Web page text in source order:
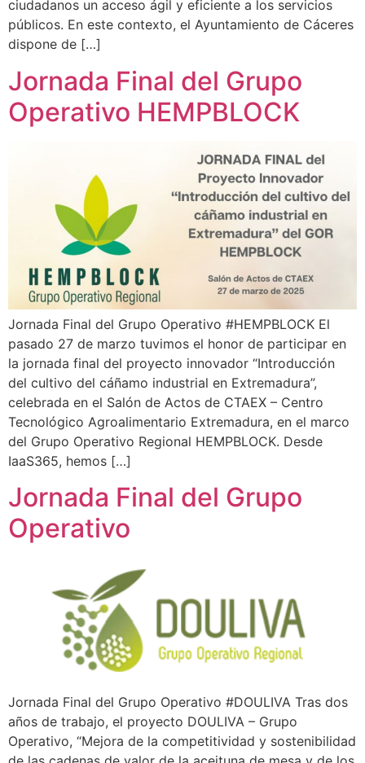
ciudadanos un acceso ágil y eficiente a los servicios
públicos. En este contexto, el Ayuntamiento de Cáceres
dispone de […]
Jornada Final del Grupo
Operativo HEMPBLOCK
Jornada Final del Grupo Operativo #HEMPBLOCK El
pasado 27 de marzo tuvimos el honor de participar en
la jornada final del proyecto innovador “Introducción
del cultivo del cáñamo industrial en Extremadura”,
celebrada en el Salón de Actos de CTAEX – Centro
Tecnológico Agroalimentario Extremadura, en el marco
del Grupo Operativo Regional HEMPBLOCK. Desde
IaaS365, hemos […]
Jornada Final del Grupo
Operativo
Jornada Final del Grupo Operativo #DOULIVA Tras dos
años de trabajo, el proyecto DOULIVA – Grupo
Operativo, “Mejora de la competitividad y sostenibilidad